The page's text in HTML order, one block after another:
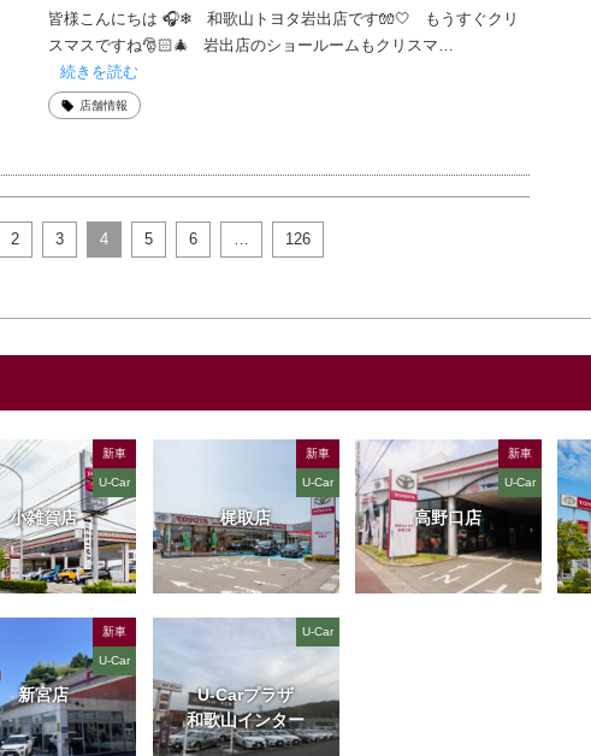
皆様こんにちは 🎧❄ 和歌山トヨタ岩出店です🧤🤍 もうすぐクリ
スマスですね🎅🏻🎄 岩出店のショールームもクリスマ…
続きを読む
店舗情報
2 3 4 5 6 126
小雑賀店
新車
U-Car
梶取店
新車
U-Car
高野口店
新車
U-Car
新宮店
新車
U-Car
U-Carプラザ
和歌山インター
U-Car